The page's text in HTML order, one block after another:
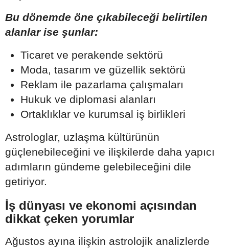
Bu dönemde öne çıkabileceği belirtilen
alanlar ise şunlar:
Ticaret ve perakende sektörü
Moda, tasarım ve güzellik sektörü
Reklam ile pazarlama çalışmaları
Hukuk ve diplomasi alanları
Ortaklıklar ve kurumsal iş birlikleri
Astrologlar, uzlaşma kültürünün
güçlenebileceğini ve ilişkilerde daha yapıcı
adımların gündeme gelebileceğini dile
getiriyor.
İş dünyası ve ekonomi açısından
dikkat çeken yorumlar
Ağustos ayına ilişkin astrolojik analizlerde